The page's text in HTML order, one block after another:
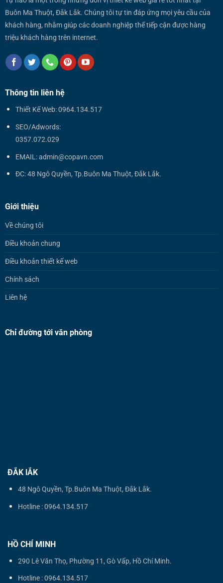
Buôn Ma Thuột, Đắk Lắk. Chúng tôi tự tin đáp ứng mọi yêu cầu của
khách hàng, nhằm giúp các doanh nghiệp thể tiếp cận được hàng
triệu khách hàng trên internet.
Thông tin liên hệ
Thiết Kế Web: 0964.134.517
SEO/Adwords:
0357.072.029
EMAIL: admin@copavn.com
ĐC: 48 Ngô Quyền, Tp.Buôn Ma Thuột, Đắk Lắk.
Giới thiệu
Về chúng tôi
Điều khoản chung
Điều khoản thiết kế web
Chính sách
Liên hệ
Chỉ đường tới văn phòng
ĐẮK lẮK
48 Ngô Quyền, Tp.Buôn Ma Thuột, Đắk Lắk.
Hotline : 0964.134.517
HỒ CHÍ MINH
290 Lê Văn Thọ, Phường 11, Gò Vấp, Hồ Chí Minh.
Hotline : 0964.134.517